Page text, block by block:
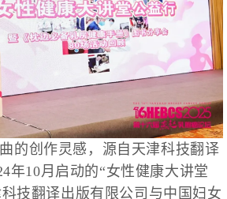
的创作灵感，源自天津科技翻译
年10月启动的“女性健康大讲堂
技翻译出版有限公司与中国妇女